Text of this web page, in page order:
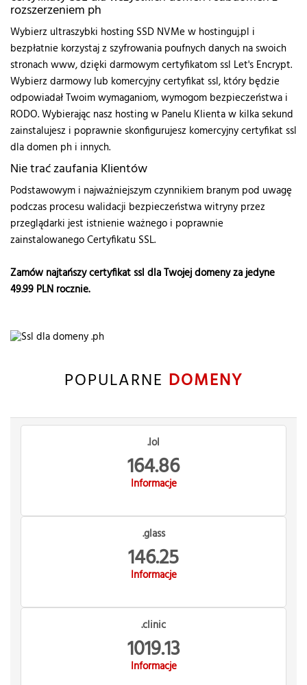
rozszerzeniem ph
Wybierz ultraszybki hosting SSD NVMe w hostinguj.pl i
bezpłatnie korzystaj z szyfrowania poufnych danych na swoich
stronach www, dzięki darmowym certyfikatom ssl Let's Encrypt.
Wybierz darmowy lub komercyjny certyfikat ssl, który będzie
odpowiadał Twoim wymaganiom, wymogom bezpieczeństwa i
RODO. Wybierając nasz hosting w Panelu Klienta w kilka sekund
zainstalujesz i poprawnie skonfigurujesz komercyjny certyfikat ssl
dla domen ph i innych.
Nie trać zaufania Klientów
Podstawowym i najważniejszym czynnikiem branym pod uwagę
podczas procesu walidacji bezpieczeństwa witryny przez
przeglądarki jest istnienie ważnego i poprawnie
zainstalowanego Certyfikatu SSL.
Zamów najtańszy certyfikat ssl dla Twojej domeny za jedyne
49.99 PLN rocznie.
POPULARNE DOMENY
.lol
164.86
Informacje
.glass
146.25
Informacje
.clinic
1019.13
Informacje